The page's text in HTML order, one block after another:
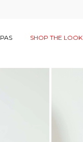
SHOP THE LOOK